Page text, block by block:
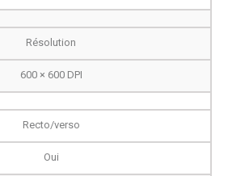
Résolution
600 × 600 DPI
Recto/verso
Oui